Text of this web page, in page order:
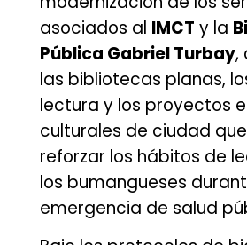
asociados al IMCT y la
Pública Gabriel Turbay,
las bibliotecas planas,
lectura y los proyectos
culturales de ciudad
reforzar los hábitos de
los bumangueses
emergencia de salud